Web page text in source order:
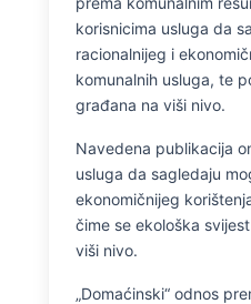
korisnicima usluga da
racionalnijeg i
komunalnih usluga, te
građana na viši nivo.
Navedena publikacija
usluga da sagledaju
ekonomičnijeg
čime se ekološka
viši nivo.
„Domaćinski“ odnos